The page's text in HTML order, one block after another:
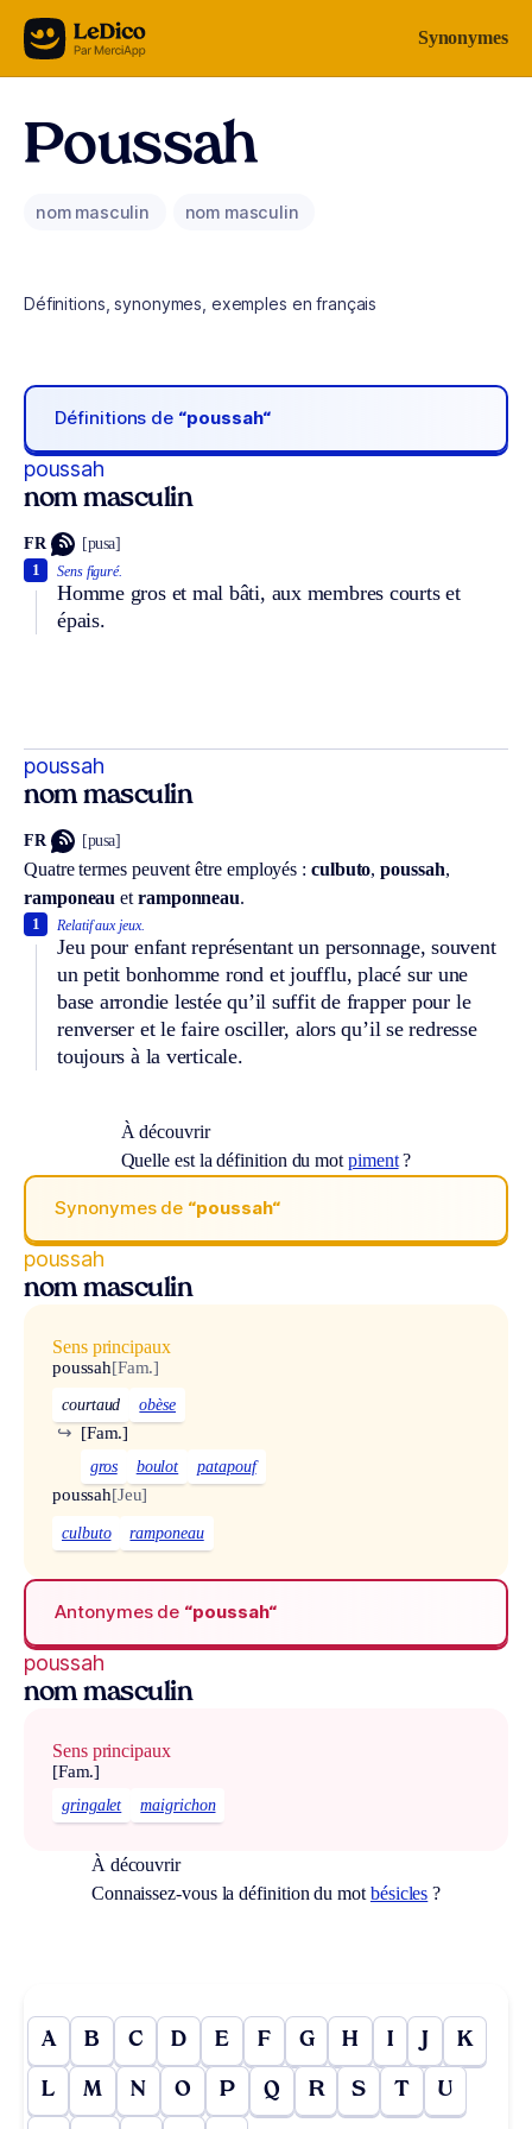
Aller au contenu Synonymes
Poussah
nom masculin nom masculin
Définitions, synonymes, exemples en français
Définitions de “poussah“
poussah
nom masculin
FR [pusa]
Sens figuré.
Homme gros et mal bâti, aux membres courts et
épais.
1
poussah
nom masculin
FR [pusa]
Quatre termes peuvent être employés : culbuto,poussah,
ramponeau et ramponneau.
Relatif aux jeux.
Jeu pour enfant représentant un personnage, souvent
un petit bonhomme rond et joufflu, placé sur une
base arrondie lestée qu’il suffit de frapper pour le
renverser et le faire osciller, alors qu’il se redresse
toujours à la verticale.
1
À découvrir
Quelle est la définition du motpiment?
Synonymes de “poussah“
poussah
nom masculin
Sens principaux
poussah[Fam.]
courtaud obèse
[Fam.]
↪
gros boulot patapouf
poussah[Jeu]
culbuto ramponeau
Antonymes de “poussah“
poussah
nom masculin
Sens principaux
[Fam.]
gringalet maigrichon
À découvrir
Connaissez-vous la définition du mot bésicles ?
A B C D E F G H I J K
L M N O P Q R S T U